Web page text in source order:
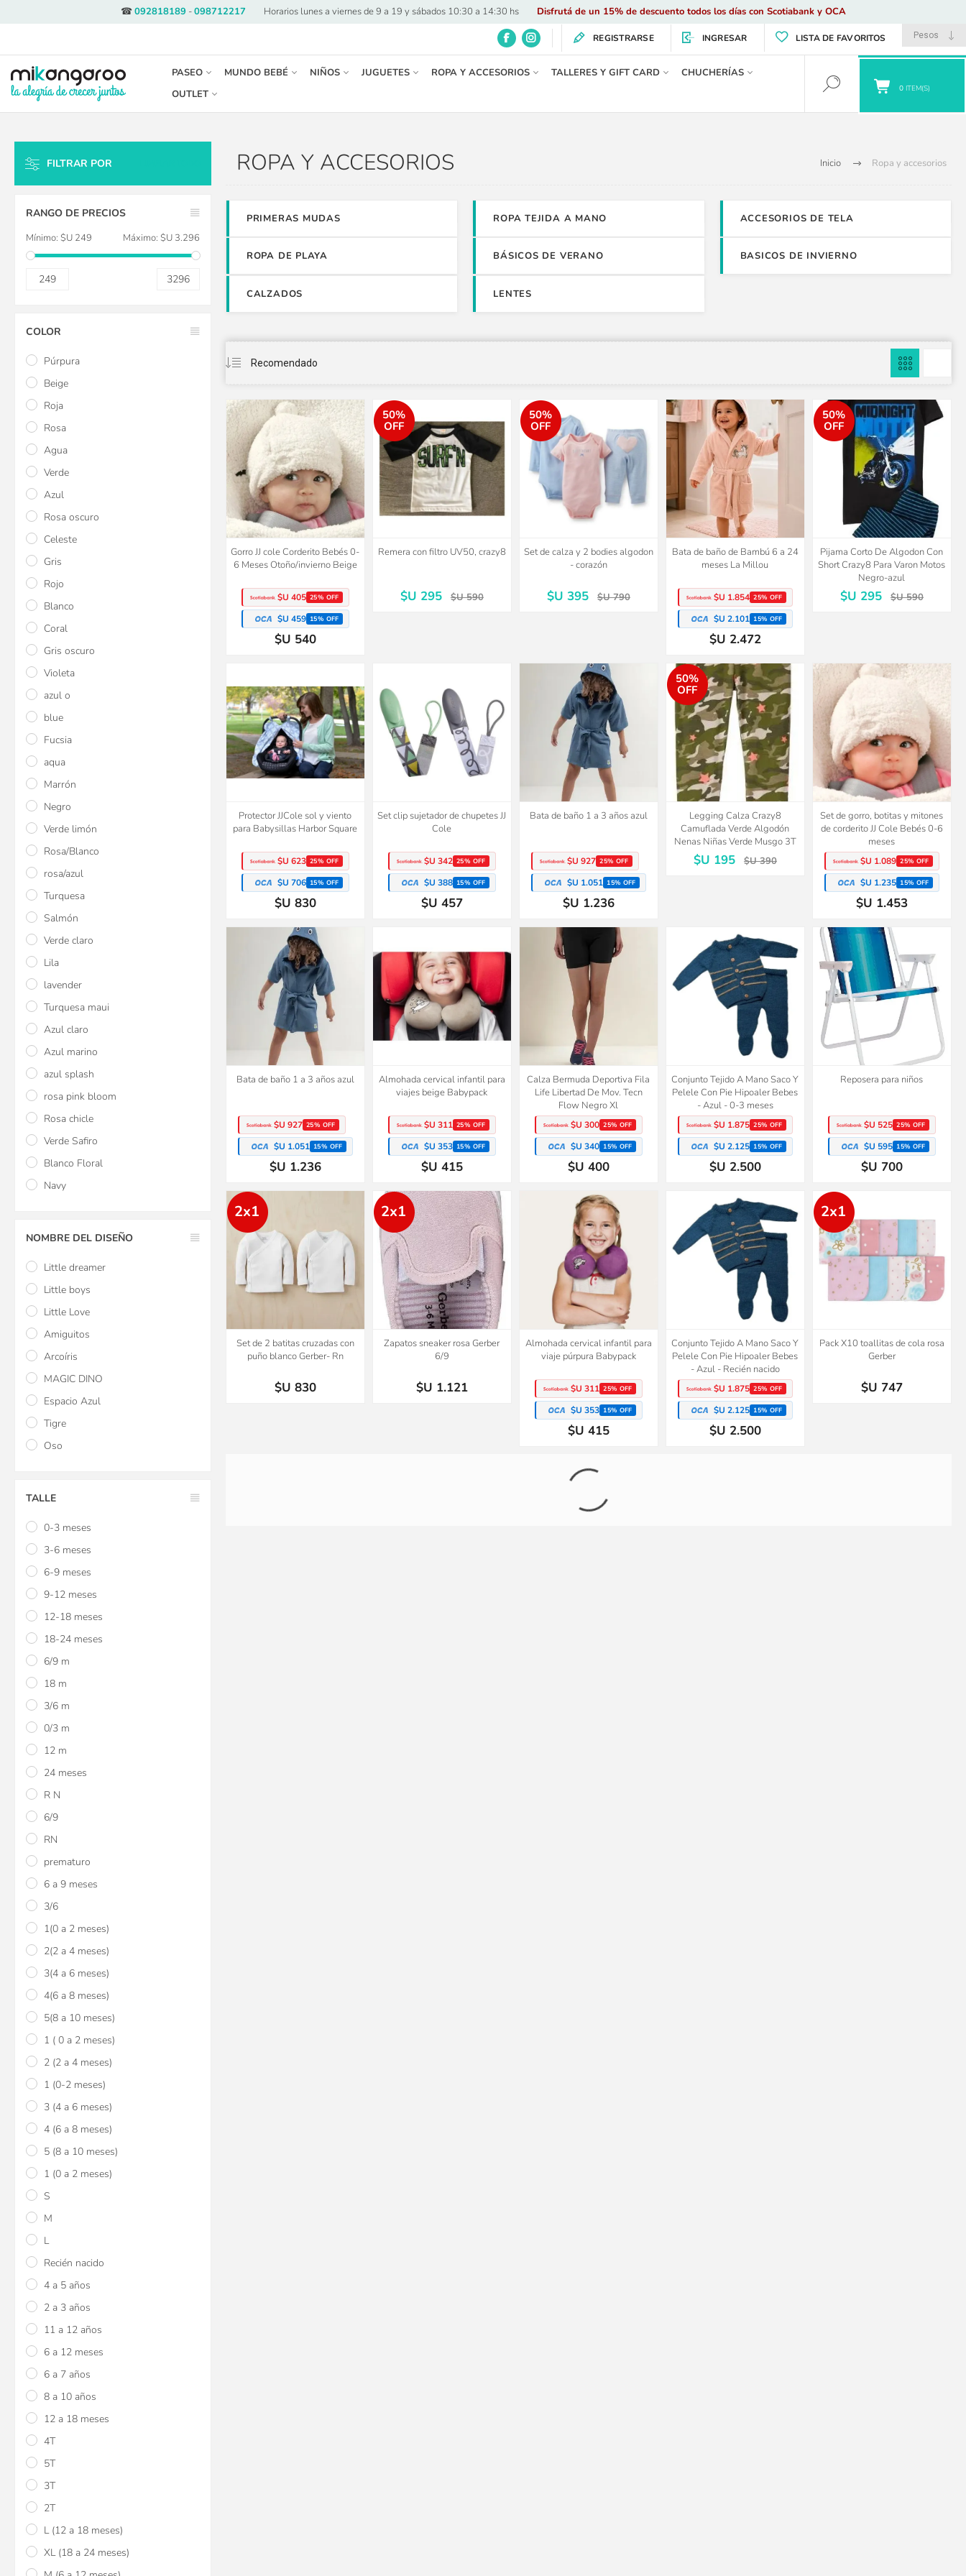
☎092818189-098712217 Horarios lunes a viernes de 9 a 19 y sábados 10:30 a 14:30 hs Disfrutá de un 15% de descuento todos los días con Scotiabank y OCA
REGISTRARSE INGRESAR LISTA DE FAVORITOS
PASEO MUNDO BEBÉ NIÑOS JUGUETES ROPA Y ACCESORIOS TALLERES Y GIFT CARD
CHUCHERÍAS
OUTLET
0 ITEM(S)
Inicio Ropa y accesorios
ROPA Y ACCESORIOS
PRIMERAS MUDAS ROPA TEJIDA A MANO ACCESORIOS DE TELA
ROPA DE PLAYA BÁSICOS DE VERANO BASICOS DE INVIERNO
CALZADOS LENTES
Gorro JJ cole Corderito Bebés 0-
6 Meses Otoño/invierno Beige
$U 405 25% OFF
$U 459 15% OFF
$U 540
50%
OFF
Remera con filtro UV50, crazy8
$U 295 $U 590
50%
OFF
Set de calza y 2 bodies algodon
- corazón
$U 395 $U 790
Bata de baño de Bambú 6 a 24
meses La Millou
$U 1.854 25% OFF
$U 2.101 15% OFF
$U 2.472
50%
OFF
Pijama Corto De Algodon Con
Short Crazy8 Para Varon Motos
Negro-azul
$U 295 $U 590
Protector JJCole sol y viento
para Babysillas Harbor Square
$U 623 25% OFF
$U 706 15% OFF
$U 830
Set clip sujetador de chupetes JJ
Cole
$U 342 25% OFF
$U 388 15% OFF
$U 457
Bata de baño 1 a 3 años azul
$U 927 25% OFF
$U 1.051 15% OFF
$U 1.236
50%
OFF
Legging Calza Crazy8
Camuflada Verde Algodón
Nenas Niñas Verde Musgo 3T
$U 195 $U 390
Set de gorro, botitas y mitones
de corderito JJ Cole Bebés 0-6
meses
$U 1.089 25% OFF
$U 1.235 15% OFF
$U 1.453
Bata de baño 1 a 3 años azul
$U 927 25% OFF
$U 1.051 15% OFF
$U 1.236
Almohada cervical infantil para
viajes beige Babypack
$U 311 25% OFF
$U 353 15% OFF
$U 415
Calza Bermuda Deportiva Fila
Life Libertad De Mov. Tecn
Flow Negro Xl
$U 300 25% OFF
$U 340 15% OFF
$U 400
Conjunto Tejido A Mano Saco Y
Pelele Con Pie Hipoaler Bebes
- Azul - 0-3 meses
$U 1.875 25% OFF
$U 2.125 15% OFF
$U 2.500
Reposera para niños
$U 525 25% OFF
$U 595 15% OFF
$U 700
2x1
Set de 2 batitas cruzadas con
puño blanco Gerber- Rn
$U 830
2x1
Zapatos sneaker rosa Gerber
6/9
$U 1.121
Almohada cervical infantil para
viaje púrpura Babypack
$U 311 25% OFF
$U 353 15% OFF
$U 415
Conjunto Tejido A Mano Saco Y
Pelele Con Pie Hipoaler Bebes
- Azul - Recién nacido
$U 1.875 25% OFF
$U 2.125 15% OFF
$U 2.500
2x1
Pack X10 toallitas de cola rosa
Gerber
$U 747
FILTRAR POR
RANGO DE PRECIOS
Mínimo: $U 249 Máximo: $U 3.296
249 3296
COLOR
Púrpura
Beige
Roja
Rosa
Agua
Verde
Azul
Rosa oscuro
Celeste
Gris
Rojo
Blanco
Coral
Gris oscuro
Violeta
azul o
blue
Fucsia
aqua
Marrón
Negro
Verde limón
Rosa/Blanco
rosa/azul
Turquesa
Salmón
Verde claro
Lila
lavender
Turquesa maui
Azul claro
Azul marino
azul splash
rosa pink bloom
Rosa chicle
Verde Safiro
Blanco Floral
Navy
NOMBRE DEL DISEÑO
Little dreamer
Little boys
Little Love
Amiguitos
Arcoíris
MAGIC DINO
Espacio Azul
Tigre
Oso
TALLE
0-3 meses
3-6 meses
6-9 meses
9-12 meses
12-18 meses
18-24 meses
6/9 m
18 m
3/6 m
0/3 m
12 m
24 meses
R N
6/9
RN
prematuro
6 a 9 meses
3/6
1(0 a 2 meses)
2(2 a 4 meses)
3(4 a 6 meses)
4(6 a 8 meses)
5(8 a 10 meses)
1 ( 0 a 2 meses)
2 (2 a 4 meses)
1 (0-2 meses)
3 (4 a 6 meses)
4 (6 a 8 meses)
5 (8 a 10 meses)
1 (0 a 2 meses)
S
M
L
Recién nacido
4 a 5 años
2 a 3 años
11 a 12 años
6 a 12 meses
6 a 7 años
8 a 10 años
12 a 18 meses
4T
5T
3T
2T
L (12 a 18 meses)
XL (18 a 24 meses)